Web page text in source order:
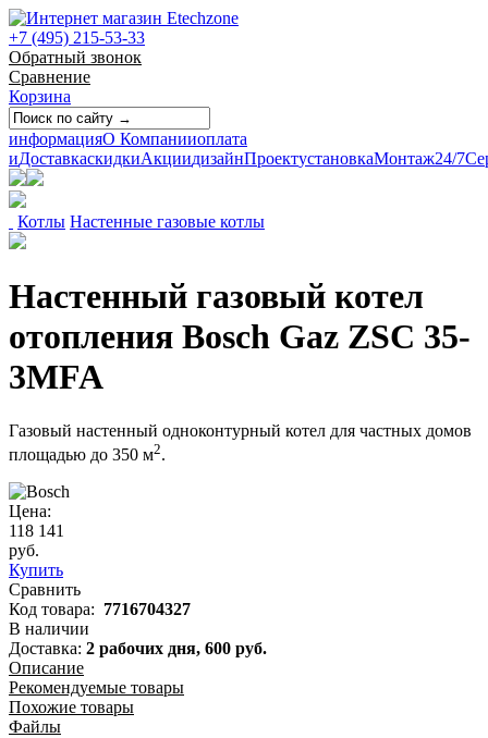
+7 (495) 215-53-33
Обратный звонок
Сравнение
Корзина
информацияО Компанииоплата
иДоставкаскидкиАкциидизайнПроектустановкаМонтаж24/7
Котлы Настенные газовые котлы
Настенный газовый котел
отопления Bosch Gaz ZSC 35-
3MFA
Газовый настенный одноконтурный котел для частных домов
площадью до 350 м2.
Цена:
118 141
руб.
Купить
Сравнить
Код товара: 7716704327
В наличии
Доставка: 2 рабочих дня, 600 руб.
Описание
Рекомендуемые товары
Похожие товары
Файлы